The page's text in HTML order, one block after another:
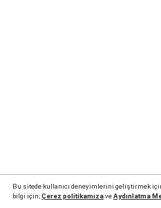
Bu sitede kullanıcı deneyimlerini geliştirmek
bilgi için;Çerez politikamızaveAydınlatma